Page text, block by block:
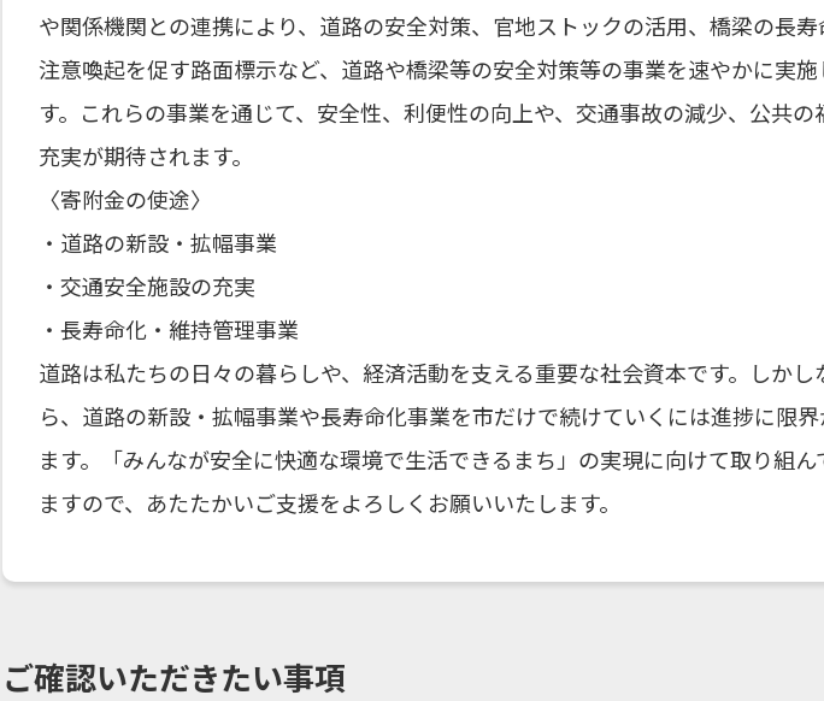
や関係機関との連携により、道路の安全対策、官地ストックの活用、橋梁の長寿
注意喚起を促す路面標示など、道路や橋梁等の安全対策等の事業を速やかに実施
す。これらの事業を通じて、安全性、利便性の向上や、交通事故の減少、公共の
充実が期待されます。
〈寄附金の使途〉
・道路の新設・拡幅事業
・交通安全施設の充実
・長寿命化・維持管理事業
道路は私たちの日々の暮らしや、経済活動を支える重要な社会資本です。しかし
ら、道路の新設・拡幅事業や長寿命化事業を市だけで続けていくには進捗に限界
ます。「みんなが安全に快適な環境で生活できるまち」の実現に向けて取り組ん
ますので、あたたかいご支援をよろしくお願いいたします。
ご確認いただきたい事項